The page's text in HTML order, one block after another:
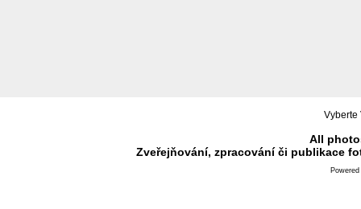
Vyberte
All
Zveřejňování, zpracování či publikace